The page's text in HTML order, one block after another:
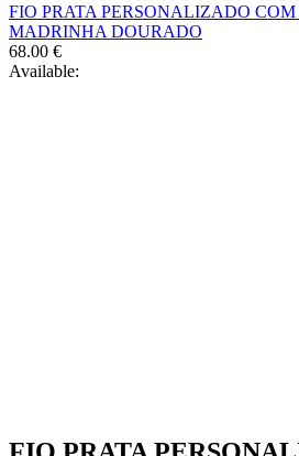
FIO PRATA PERSONALIZADO
MADRINHA DOURADO
68.00 €
Available: